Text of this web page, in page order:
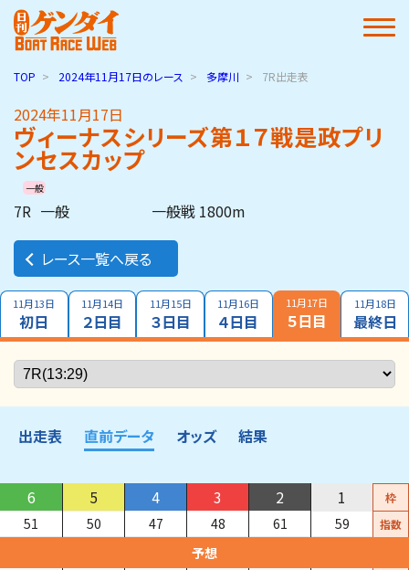
TOP 2024年11月17日のレース 多摩川 7R出走表
2024年11月17日
ヴィーナスシリーズ第１７戦是政プリ
ンセスカップ
一般
7R 一般 一般戦 1800m
レース一覧へ戻る
11月13日
初日
11月14日
２日目
11月15日
３日目
11月16日
４日目
11月17日
５日目
11月18日
最終日
出走表 直前データ オッズ 結果
枠
1
2
3
4
5
6
指数
59
61
48
47
50
51
予想